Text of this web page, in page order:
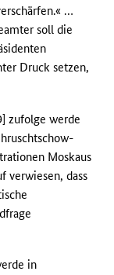
…
soll die
Druck setzen,
zufolge werde
Moskaus
verwiesen, dass
in